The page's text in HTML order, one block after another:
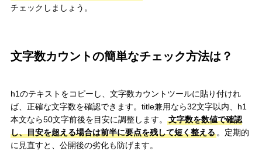
チェックしましょう。
文字数カウントの簡単なチェック方法は？
h1のテキストをコピーし、文字数カウントツールに貼り付けれ
ば、正確な文字数を確認できます。title兼用なら32文字以内、h1
本文なら50文字前後を目安に調整します。
文字数を数値で確認
し、目安を超える場合は前半に要点を残して短く整える。定期的
に見直すと、公開後の劣化も防げます。